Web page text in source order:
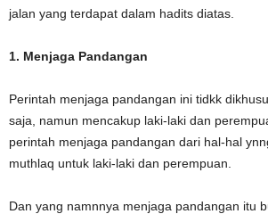
jalan yang terdapat dalam hadits diatas.
1. Menjaga Pandangan
Perintah menjaga pandangan ini tidkk
saja, namun mencakup laki-laki dan
perintah menjaga pandangan dari hal-hal
muthlaq untuk laki-laki dan perempuan.
Dan yang namnnya menjaga pandangan itu